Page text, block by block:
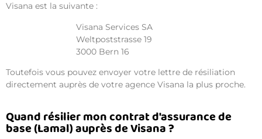
Visana est la suivante :
Visana Services SA
Weltpoststrasse 19
3000 Bern 16
Toutefois vous pouvez envoyer votre lettre de résiliation
directement auprès de votre agence Visana la plus proche.
Quand résilier mon contrat d'assurance de
base (Lamal) auprès de Visana ?